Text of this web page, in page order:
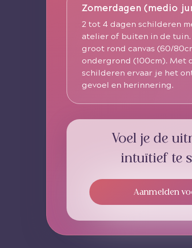
2 tot 4 dagen schilderen
atelier of buiten in de tuin.
groot rond canvas (60/
ondergrond (100cm). Met
schilderen ervaar je het
gevoel en herinnering.
Zomerdagen (medio
Aanmelden
Voel je de
intuïtief te